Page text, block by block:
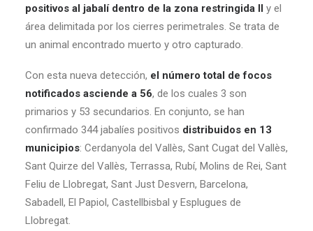
positivos al jabalí dentro de la zona restringida II y el
área delimitada por los cierres perimetrales. Se trata de
un animal encontrado muerto y otro capturado.
Con esta nueva detección, el número total de focos
notificados asciende a 56, de los cuales 3 son
primarios y 53 secundarios. En conjunto, se han
confirmado 344 jabalíes positivos distribuidos en 13
municipios: Cerdanyola del Vallès, Sant Cugat del Vallès,
Sant Quirze del Vallès, Terrassa, Rubí, Molins de Rei, Sant
Feliu de Llobregat, Sant Just Desvern, Barcelona,
Sabadell, El Papiol, Castellbisbal y Esplugues de
Llobregat.